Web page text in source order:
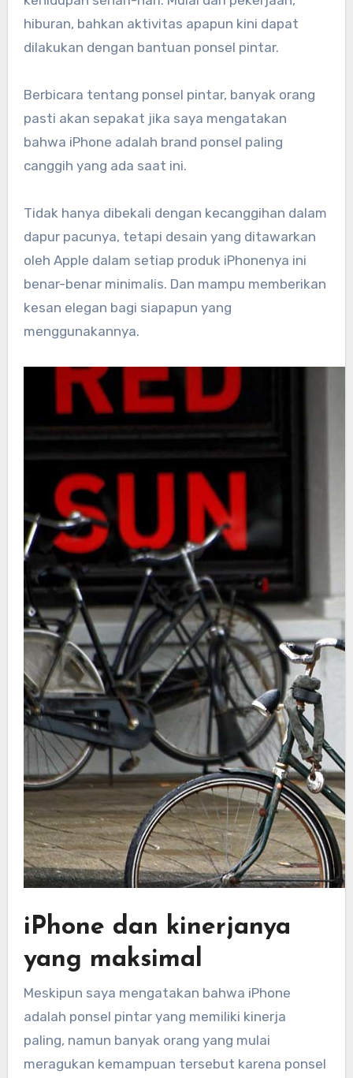
hiburan, bahkan aktivitas apapun kini dapat
dilakukan dengan bantuan ponsel pintar.
Berbicara tentang ponsel pintar, banyak orang
pasti akan sepakat jika saya mengatakan
bahwa iPhone adalah brand ponsel paling
canggih yang ada saat ini.
Tidak hanya dibekali dengan kecanggihan dalam
dapur pacunya, tetapi desain yang ditawarkan
oleh Apple dalam setiap produk iPhonenya ini
benar-benar minimalis. Dan mampu memberikan
kesan elegan bagi siapapun yang
menggunakannya.
iPhone dan kinerjanya
yang maksimal
Meskipun saya mengatakan bahwa iPhone
adalah ponsel pintar yang memiliki kinerja
paling, namun banyak orang yang mulai
meragukan kemampuan tersebut karena ponsel